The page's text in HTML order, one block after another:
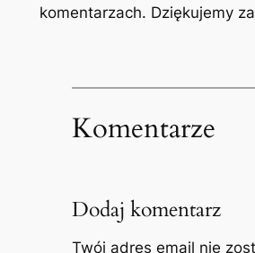
komentarzach.​ Dziękujemy
Komentarze
Dodaj komentarz
Twój adres email nie